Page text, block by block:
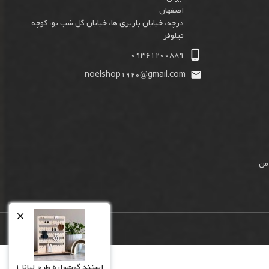

اصفهان
درچه، خیابان باربری ها، خیابان گل شب بو، کوچه
نیلوفر

09361200889

noelshop1920@gmail.com